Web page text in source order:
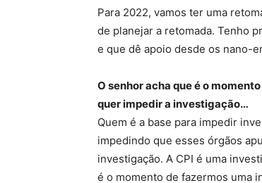
Para 2022, vamos ter uma
de planejar a retomada. Tenho
e que dê apoio desde os nano-
O senhor acha que é o
quer impedir a investigação…
Quem é a base para impedir
impedindo que esses órgãos
investigação. A CPI é uma
é o momento de fazermos uma